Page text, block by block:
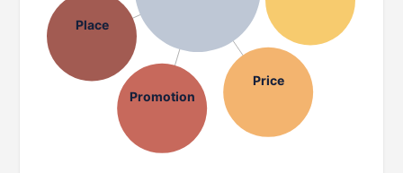
Price
Promotion
Place